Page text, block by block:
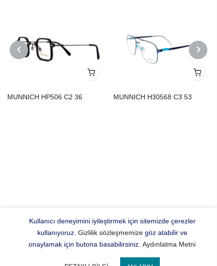
MUNNICH HP506 C2 36 MUNNICH H30568 C3 53
NEXT
Kullanıcı deneyimini iyileştirmek için sitemizde çerezler
kullanıyoruz. Gizlilik sözleşmemizegöz atabilir ve
onaylamak için butona basabilirsiniz. Aydınlatma Metni